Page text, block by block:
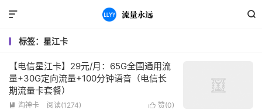


标签：星江卡
【电信星江卡】29元/月：65G全国通用流
量+30G定向流量+100分钟语音（电信长
期流量卡套餐）
 赞(0)
 淘神卡 阅读(1274)